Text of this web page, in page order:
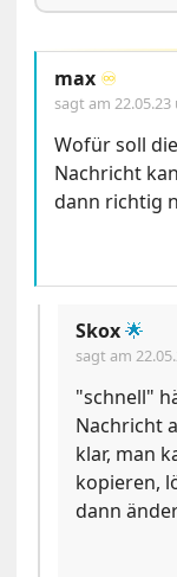
max ♾️
sagt am
Wofür soll
Nachricht
dann richtig
Skox🌟
sagt am
"schnell"
Nachricht
klar, man
kopieren,
dann